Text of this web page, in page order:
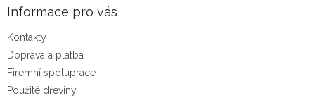
Informace pro vás
Kontakty
Doprava a platba
Firemní spolupráce
Použité dřeviny